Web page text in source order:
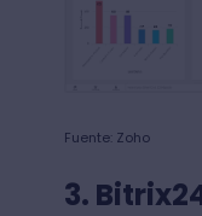
Fuente: Zoho
3.